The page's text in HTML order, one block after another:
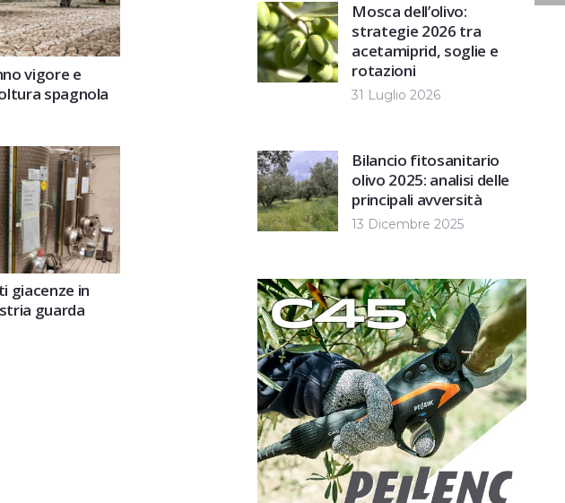
vigore e
spagnola
giacenze in
guarda
Mosca dell’olivo:
strategie 2026 tra
acetamiprid, soglie e
rotazioni
31 Luglio 2026
Bilancio fitosanitario
olivo 2025: analisi delle
principali avversità
13 Dicembre 2025